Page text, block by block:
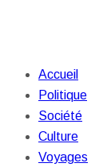
Accueil
Politique
Société
Culture
Voyages